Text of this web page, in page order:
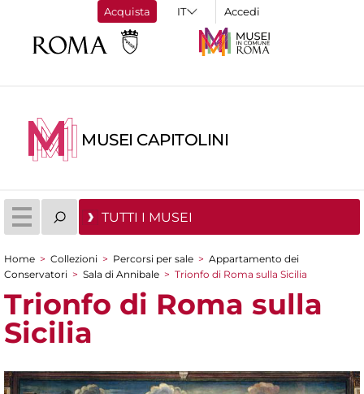
Acquista Accedi
MUSEI CAPITOLINI
TUTTI I MUSEI
Tu sei qui
Home > Collezioni > Percorsi per sale > Appartamento dei
Conservatori > Sala di Annibale > Trionfo di Roma sulla Sicilia
Trionfo di Roma sulla
Sicilia